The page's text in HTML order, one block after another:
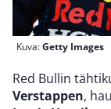
Kuva:Getty Images
Red Bullin
Verstappen,